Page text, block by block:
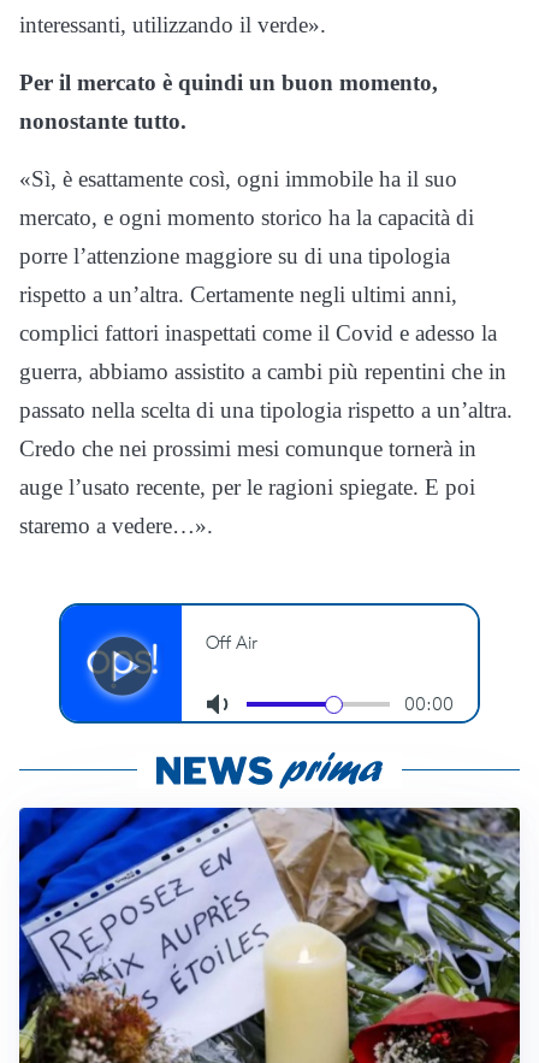
interessanti, utilizzando il verde».
Per il mercato è quindi un buon momento,
nonostante tutto.
«Sì, è esattamente così, ogni immobile ha il suo
mercato, e ogni momento storico ha la capacità di
porre l’attenzione maggiore su di una tipologia
rispetto a un’altra. Certamente negli ultimi anni,
complici fattori inaspettati come il Covid e adesso la
guerra, abbiamo assistito a cambi più repentini che in
passato nella scelta di una tipologia rispetto a un’altra.
Credo che nei prossimi mesi comunque tornerà in
auge l’usato recente, per le ragioni spiegate. E poi
staremo a vedere…».